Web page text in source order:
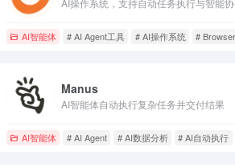
AI智能体 # AI Agent工具 # AI操作系统 #
Manus
AI智能体自动执行复杂任务并交付结果
AI智能体 # AI Agent # AI数据分析 # AI自动执行